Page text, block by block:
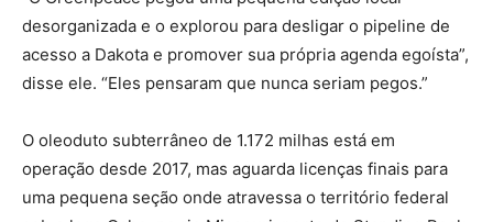
desorganizada e o explorou para desligar o pipeline de
acesso a Dakota e promover sua própria agenda egoísta”,
disse ele. “Eles pensaram que nunca seriam pegos.”
O oleoduto subterrâneo de 1.172 milhas está em
operação desde 2017, mas aguarda licenças finais para
uma pequena seção onde atravessa o território federal